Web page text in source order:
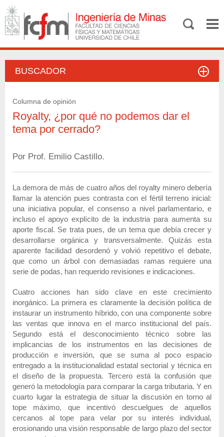
BUSCADOR
Columna de opinión
Royalty, ¿por qué no podemos dar el
tema por cerrado?
Por Prof. Emilio Castillo.
La demora de más de cuatro años del royalty minero debería
llamar la atención pues contrasta con el fértil terreno inicial:
una iniciativa popular, el consenso a nivel parlamentario, e
incluso el apoyo explícito de la industria para aumenta su
aporte fiscal. Se trata pues, de un tema que debía crecer y
desarrollarse orgánica y transversalmente. Quizás esta
aparente facilidad desordenó y volvió repetitivo el debate,
que como un árbol con demasiadas ramas requiere una
serie de podas, han requerido revisiones e indicaciones.
Cuatro acciones han sido clave en este crecimiento
inorgánico. La primera es claramente la decisión política de
instaurar un instrumento híbrido, con una componente sobre
las ventas que innova en el marco institucional del país.
Segundo está el desconocimiento técnico sobre las
implicancias de los instrumentos en las decisiones de
producción e inversión, que se suma al poco espacio
entregado a la institucionalidad estatal sectorial y técnica en
el diseño de la propuesta. Tercero está la confusión que
generó la metodología para comparar la carga tributaria. Y en
cuarto lugar la estrategia de situar la discusión en torno al
tope máximo, que incentivó descuelgues de aquellos
cercanos al tope para velar por su interés individual,
erosionando una visión responsable de largo plazo del sector